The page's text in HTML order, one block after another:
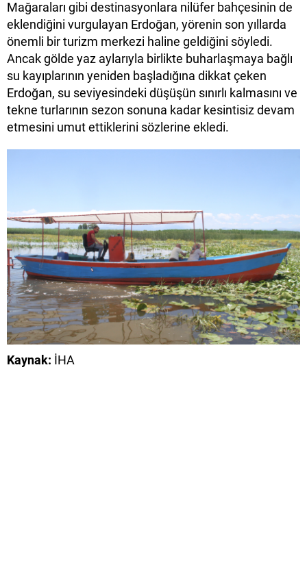
Mağaraları gibi destinasyonlara nilüfer bahçesinin de
eklendiğini vurgulayan Erdoğan, yörenin son yıllarda
önemli bir turizm merkezi haline geldiğini söyledi.
Ancak gölde yaz aylarıyla birlikte buharlaşmaya bağlı
su kayıplarının yeniden başladığına dikkat çeken
Erdoğan, su seviyesindeki düşüşün sınırlı kalmasını ve
tekne turlarının sezon sonuna kadar kesintisiz devam
etmesini umut ettiklerini sözlerine ekledi.
Kaynak: İHA